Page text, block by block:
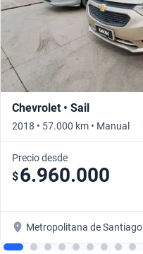
Chevrolet • Sail
2018 • 57.000 km • Manual
Precio desde
$6.960.000
Metropolitana de Santiago